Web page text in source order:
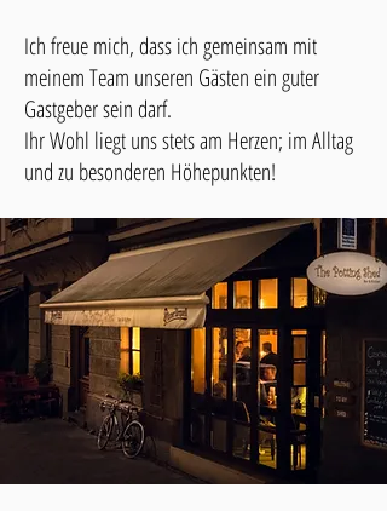
Ich freue mich, dass ich gemeinsam mit
meinem Team unseren Gästen ein guter
Gastgeber sein darf.
Ihr Wohl liegt uns stets am Herzen; im Alltag
und zu besonderen Höhepunkten!